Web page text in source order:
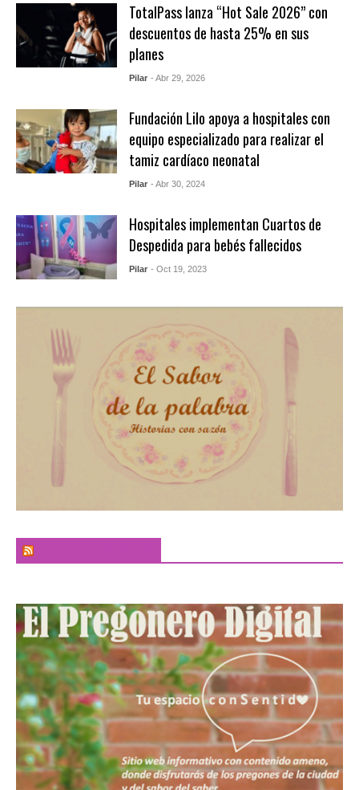
TotalPass lanza “Hot Sale 2026” con
descuentos de hasta 25% en sus
planes
Pilar - Abr 29, 2026
Fundación Lilo apoya a hospitales con
equipo especializado para realizar el
tamiz cardíaco neonatal
Pilar - Abr 30, 2024
Hospitales implementan Cuartos de
Despedida para bebés fallecidos
Pilar - Oct 19, 2023